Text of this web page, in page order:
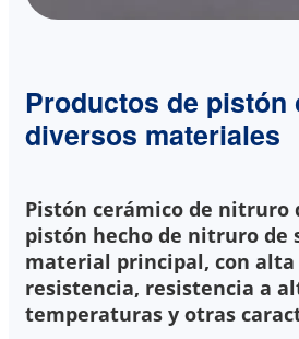
Productos de pistón
diversos materiales
Pistón cerámico de nitruro
pistón hecho de nitruro de
material principal, con alta
resistencia, resistencia a
temperaturas y otras